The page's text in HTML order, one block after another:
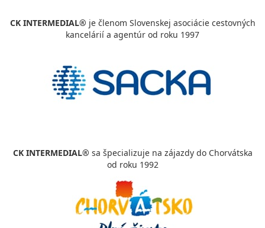
CK INTERMEDIAL® je členom Slovenskej asociácie cestovných
kancelárií a agentúr od roku 1997
CK INTERMEDIAL® sa špecializuje na zájazdy do Chorvátska
od roku 1992